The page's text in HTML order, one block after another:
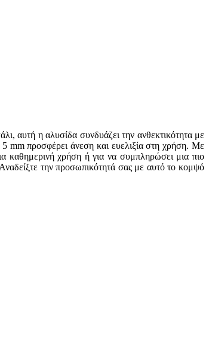
αυτή η αλυσίδα συνδυάζει την ανθεκτικότητα με
5 mm προσφέρει άνεση και ευελιξία στη χρήση. Με
καθημερινή χρήση ή για να συμπληρώσει μια πιο
την προσωπικότητά σας με αυτό το κομψό